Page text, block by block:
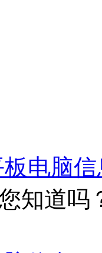
电脑
知道